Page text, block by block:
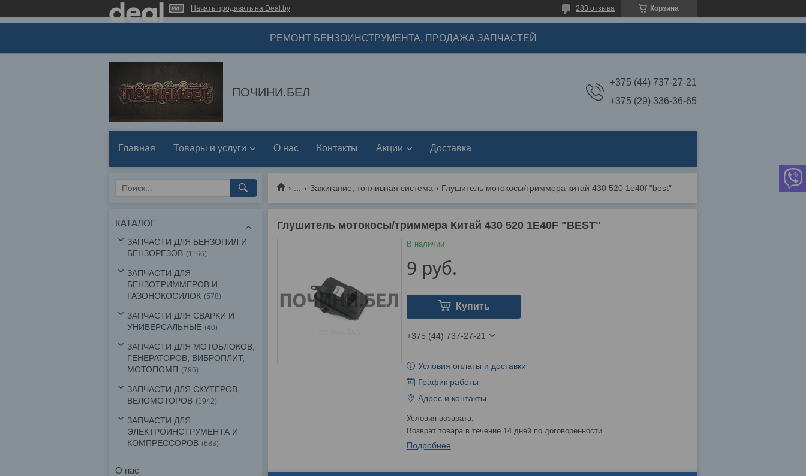
Начать продавать на Deal.by Корзина
283 отзыва
РЕМОНТ БЕНЗОИНСТРУМЕНТА, ПРОДАЖА ЗАПЧАСТЕЙ
ПОЧИНИ.БЕЛ
+375 (44) 737-27-21
+375 (29) 336-36-65
Главная Товары и услуги О нас Контакты Акции Доставка
Зажигание, топливная система Глушитель мотокосы/триммера китай 430 520 1e40f "best"
Глушитель мотокосы/триммера Китай 430 520 1E40F "BEST"
В наличии
9 руб.
Купить
+375 (44) 737-27-21
Условия оплаты и доставки
График работы
Адрес и контакты
возврат товара в течение 14 дней по договоренности
Подробнее
КАТАЛОГ
ЗАПЧАСТИ ДЛЯ БЕНЗОПИЛ И
БЕНЗОРЕЗОВ
1166
ЗАПЧАСТИ ДЛЯ
БЕНЗОТРИММЕРОВ И
ГАЗОНОКОСИЛОК
578
ЗАПЧАСТИ ДЛЯ СВАРКИ И
УНИВЕРСАЛЬНЫЕ
40
ЗАПЧАСТИ ДЛЯ МОТОБЛОКОВ,
ГЕНЕРАТОРОВ, ВИБРОПЛИТ,
МОТОПОМП
796
ЗАПЧАСТИ ДЛЯ СКУТЕРОВ,
ВЕЛОМОТОРОВ
1942
ЗАПЧАСТИ ДЛЯ
ЭЛЕКТРОИНСТРУМЕНТА И
КОМПРЕССОРОВ
683
О нас